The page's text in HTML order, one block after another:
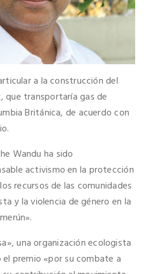
a la construcción del
que transportaría gas de
Británica, de acuerdo con
Wandu ha sido
activismo en la protección
recursos de las comunidades
y la violencia de género en la
una organización ecologista
el premio «por su combate a